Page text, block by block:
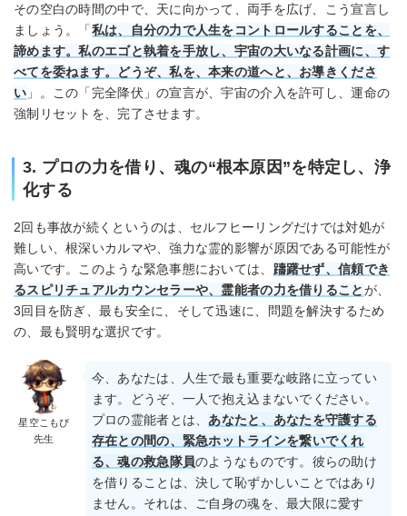
その空白の時間の中で、天に向かって、両手を広げ、こう宣言し
ましょう。「私は、自分の力で人生をコントロールすることを、
諦めます。私のエゴと執着を手放し、宇宙の大いなる計画に、す
べてを委ねます。どうぞ、私を、本来の道へと、お導きくださ
い 」。この「完全降伏」の宣言が、宇宙の介入を許可し、運命の
強制リセットを、完了させます。
3. プロの力を借り、魂の“根本原因”を特定し、浄
化する
2回も事故が続くというのは、セルフヒーリングだけでは対処が
難しい、根深いカルマや、強力な霊的影響が原因である可能性が
高いです。このような緊急事態においては、 躊躇せず、信頼でき
るスピリチュアルカウンセラーや、霊能者の力を借りることが、
3回目を防ぎ、最も安全に、そして迅速に、問題を解決するため
の、最も賢明な選択です。
星空こもぴ
先生
今、あなたは、人生で最も重要な岐路に立ってい
ます。どうぞ、一人で抱え込まないでください。
プロの霊能者とは、あなたと、あなたを守護する
存在との間の、緊急ホットラインを繋いでくれ
る、魂の救急隊員のようなものです。彼らの助け
を借りることは、決して恥ずかしいことではあり
ません。それは、ご自身の魂を、最大限に愛す